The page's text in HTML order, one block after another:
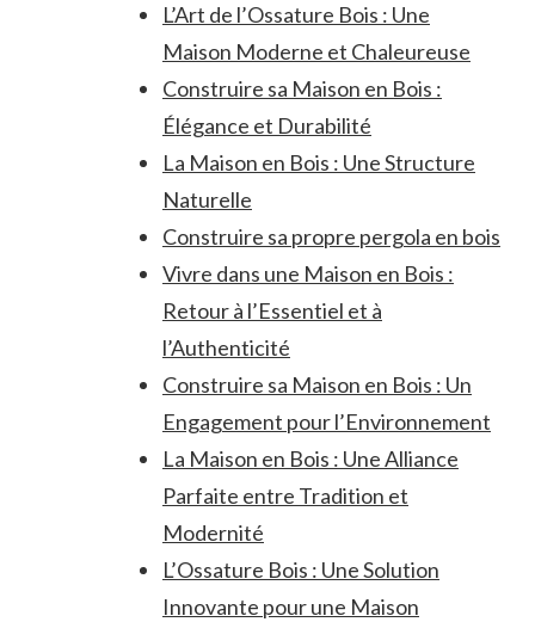
L’Art de l’Ossature Bois : Une
Maison Moderne et Chaleureuse
Construire sa Maison en Bois :
Élégance et Durabilité
La Maison en Bois : Une Structure
Naturelle
Construire sa propre pergola en bois
Vivre dans une Maison en Bois :
Retour à l’Essentiel et à
l’Authenticité
Construire sa Maison en Bois : Un
Engagement pour l’Environnement
La Maison en Bois : Une Alliance
Parfaite entre Tradition et
Modernité
L’Ossature Bois : Une Solution
Innovante pour une Maison